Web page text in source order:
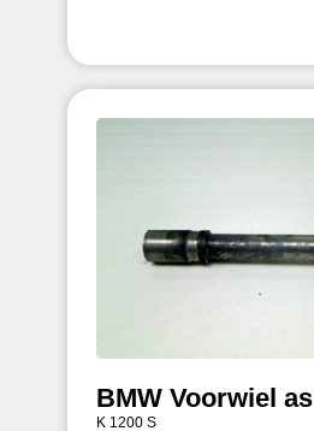
BMW Voorwiel as
K 1200 S